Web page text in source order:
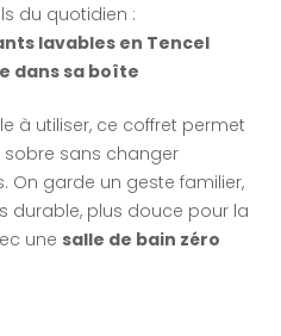
du quotidien :
lavables en Tencel
dans sa boîte
à utiliser, ce coffret permet
sobre sans changer
On garde un geste familier,
durable, plus douce pour la
une salle de bain zéro